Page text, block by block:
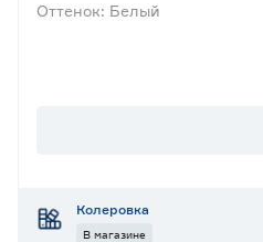
Оттенок: Белый
Колеровка
В магазине